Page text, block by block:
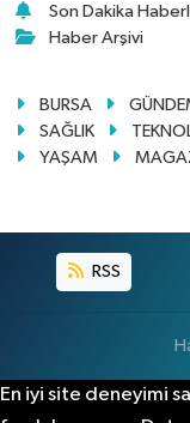
Son Dakika
Haber Arşivi
BURSA
SAĞLIK
YAŞAM
RSS
En iyi site deneyimi